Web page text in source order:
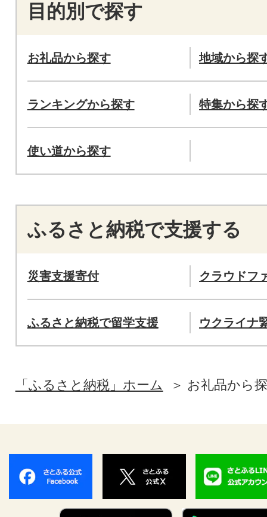
目的別で探す
お礼品から探す 地域から探
ランキングから探す 特集から探
使い道から探す
ふるさと納税で支援する
災害支援寄付 クラウドフ
ふるさと納税で留学支援 ウクライナ
「ふるさと納税」ホーム お礼品から